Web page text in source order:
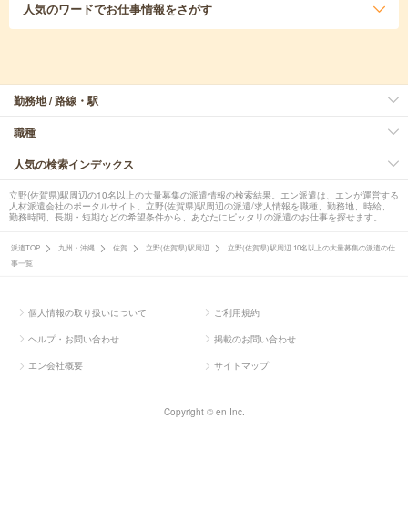
人気のワードでお仕事情報をさがす
勤務地 / 路線・駅
職種
人気の検索インデックス
立野(佐賀県)駅周辺の10名以上の大量募集の派遣情報の検索結果。エン派遣は、エンが運営する
人材派遣会社のポータルサイト。立野(佐賀県)駅周辺の派遣/求人情報を職種、勤務地、時給、
勤務時間、長期・短期などの希望条件から、あなたにピッタリの派遣のお仕事を探せます。
派遣TOP 九州・沖縄 佐賀 立野(佐賀県)駅周辺
立野(佐賀県)駅周辺 10名以上の大量募集の派遣の仕
事一覧
個人情報の取り扱いについて ご利用規約
ヘルプ・お問い合わせ 掲載のお問い合わせ
エン会社概要 サイトマップ
Copyright © en Inc.